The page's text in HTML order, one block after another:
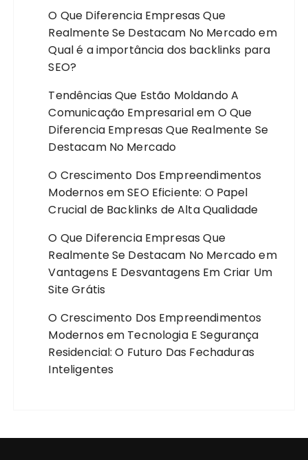
O Que Diferencia Empresas Que
Realmente Se Destacam No Mercadoem
Qual é a importância dos backlinks para
SEO?
Tendências Que Estão Moldando A
Comunicação Empresarialem O Que
Diferencia Empresas Que Realmente Se
Destacam No Mercado
O Crescimento Dos Empreendimentos
Modernos emSEO Eficiente: O Papel
Crucial de Backlinks de Alta Qualidade
O Que Diferencia Empresas Que
Realmente Se Destacam No Mercadoem
Vantagens E Desvantagens Em Criar Um
Site Grátis
O Crescimento Dos Empreendimentos
Modernos em Tecnologia E Segurança
Residencial: O Futuro Das Fechaduras
Inteligentes